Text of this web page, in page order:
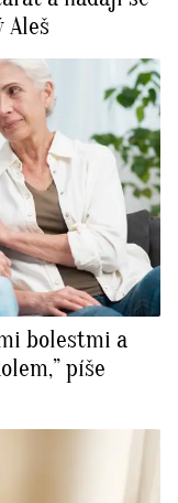
Aleš
bolestmi a
píše